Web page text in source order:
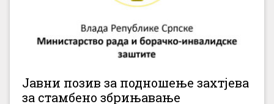
Јавни позив за подношење захтјева
за стамбено збрињавање